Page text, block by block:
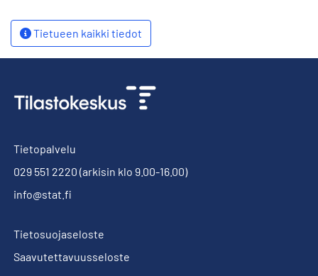
Tietueen kaikki tiedot
Tietopalvelu
029 551 2220 (arkisin klo 9.00-16.00)
info@stat.fi
Tietosuojaseloste
Saavutettavuusseloste